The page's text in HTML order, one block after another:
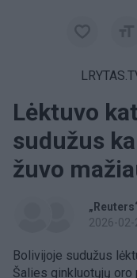
Lėktuvo
sudužus
žuvo
2026-02-
Bolivijoje sudužus
Šalies ginkluotųjų